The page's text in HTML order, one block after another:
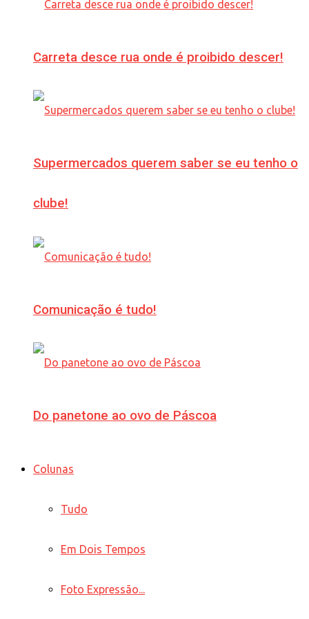
Carreta desce rua onde é proibido descer!
Supermercados querem saber se eu tenho o
clube!
Comunicação é tudo!
Do panetone ao ovo de Páscoa
Colunas
Tudo
Em Dois Tempos
Foto Expressão...